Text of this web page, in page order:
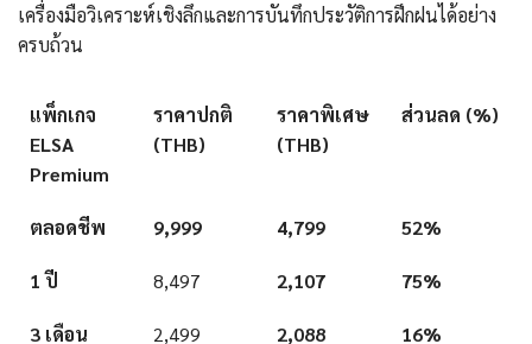
เครื่องมือวิเคราะห์เชิงลึกและการบันทึกประวัติการฝึกฝนได้อย่าง
ครบถ้วน
แพ็กเกจ
ELSA
Premium
ราคาปกติ
(THB)
ราคาพิเศษ
(THB)
ส่วนลด (%)
ตลอดชีพ 9,999 4,799 52%
1 ปี 8,497 2,107 75%
3 เดือน 2,499 2,088 16%